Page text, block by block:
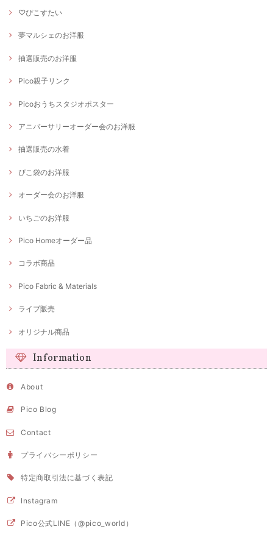
♡ぴこすたい
夢マルシェのお洋服
抽選販売のお洋服
Pico親子リンク
Picoおうちスタジオポスター
アニバーサリーオーダー会のお洋服
抽選販売の水着
ぴこ袋のお洋服
オーダー会のお洋服
いちごのお洋服
Pico Homeオーダー品
コラボ商品
Pico Fabric & Materials
ライブ販売
オリジナル商品
Information
About
Pico Blog
Contact
プライバシーポリシー
特定商取引法に基づく表記
Instagram
Pico公式LINE（@pico_world）